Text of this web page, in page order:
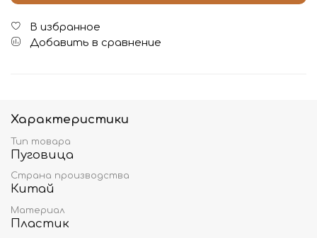
В избранное
Добавить в сравнение
Характеристики
Тип товара
Пуговица
Страна производства
Китай
Материал
Пластик